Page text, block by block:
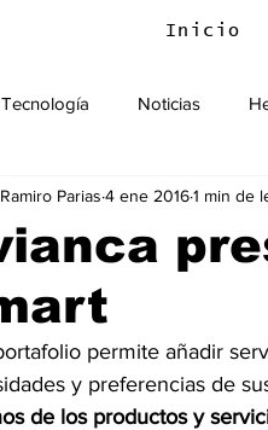
Inicio
Noticias
Ramiro Parias 4 ene 20161 min de
permite añadir
y preferencias de
de los productos y